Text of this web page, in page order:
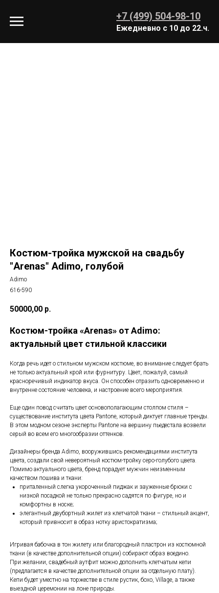
+7 (499) 504-98-10
Ежедневно с 10 до 22.ч.
Костюм-тройка мужской на свадьбу
"Arenas" Adimo, голубой
Adimo
616-590
50000,00 р.
Костюм-тройка «Arenas» от Adimо:
актуальный цвет стильной классики
Когда речь идет о стильном мужском костюме, во внимание следует брать
не только актуальный крой или фурнитуру. Цвет, пожалуй, самый
красноречивый индикатор вкуса. Он способен отразить одновременно и
внутренне состояние человека, и настроение всего мероприятия.
Еще один повод считать цвет основополагающим столпом стиля –
существование института цвета Pantone, который диктует главные тренды.
В этом модном сезоне эксперты Pantone на вершину пьедестала возвели
серый во всем его многообразии оттенков.
Дизайнеры бренда Adimо, вооружившись рекомендациями института
цвета, создали свой невероятный костюм-тройку серо-голубого цвета.
Помимо актуального цвета, бренд порадует мужчин неизменным
качеством пошива и ткани:
приталенный слегка укороченный пиджак и зауженные брюки с
низкой посадкой не только прекрасно садятся по фигуре, но и
комфортны в носке;
элегантный двубортный жилет из клетчатой ткани – стильный акцент,
который привносит в образ нотку аристократизма;
Игривая бабочка в тон жилету или благородный пластрон из костюмной
ткани (в качестве дополнительной опции) собирают образ воедино.
При желании, свадебный аутфит можно дополнить клетчатым кепи
(предлагается в качестве дополнительной опции за отдельную плату).
Кепи будет уместно на торжестве в стиле рустик, бохо, Village, а также
выездной церемонии на лоне природы.